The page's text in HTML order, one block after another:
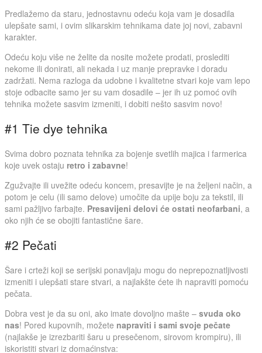
Predlažemo da staru, jednostavnu odeću koja vam je dosadila
ulepšate sami, i ovim slikarskim tehnikama date joj novi, zabavni
karakter.
Odeću koju više ne želite da nosite možete prodati, proslediti
nekome ili donirati, ali nekada i uz manje prepravke i doradu
zadržati. Nema razloga da udobne i kvalitetne stvari koje vam lepo
stoje odbacite samo jer su vam dosadile – jer ih uz pomoć ovih
tehnika možete sasvim izmeniti, i dobiti nešto sasvim novo!
#1 Tie dye tehnika
Svima dobro poznata tehnika za bojenje svetlih majica i farmerica
koje uvek ostaju retro i zabavne!
Zgužvajte ili uvežite odeću koncem, presavijte je na željeni način, a
potom je celu (ili samo delove) umočite da upije boju za tekstil, ili
sami pažljivo farbajte. Presavijeni delovi će ostati neofarbani, a
oko njih će se obojiti fantastične šare.
#2 Pečati
Šare i crteži koji se serijski ponavljaju mogu do neprepoznatljivosti
izmeniti i ulepšati stare stvari, a najlakšte ćete ih napraviti pomoću
pečata.
Dobra vest je da su oni, ako imate dovoljno mašte – svuda oko
nas! Pored kupovnih, možete napraviti i sami svoje pečate
(najlakše je izrezbariti šaru u presečenom, sirovom krompiru), ili
iskoristiti stvari iz domaćinstva: